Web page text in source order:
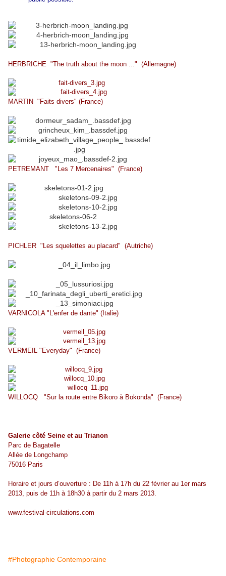
HERBRICHE "The truth about the moon ..." (Allemagne)
MARTIN "Faits divers" (France)
PETREMANT "Les 7 Mercenaires" (France)
PICHLER "Les squelettes au placard" (Autriche)
VARNICOLA "L'enfer de dante" (Italie)
VERMEIL "Everyday" (France)
WILLOCQ "Sur la route entre Bikoro à Bokonda" (France)
Galerie côté Seine et au Trianon
Parc de Bagatelle
Allée de Longchamp
75016 Paris
Horaire et jours d’ouverture : De 11h à 17h du 22 février au 1er mars
2013, puis de 11h à 18h30 à partir du 2 mars 2013.
www.festival-circulations.com
#Photographie Contemporaine